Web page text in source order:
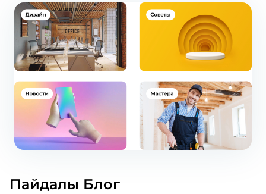
Пайдалы Блог